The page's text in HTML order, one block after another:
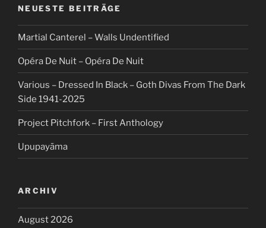
NEUESTE BEITRÄGE
Martial Canterel – Walls Undentified
Opéra De Nuit – Opéra De Nuit
Various – Dressed In Black – Goth Divas From The Dark
Side 1941-2025
Project Pitchfork – First Anthology
Upupayāma
ARCHIV
August 2026